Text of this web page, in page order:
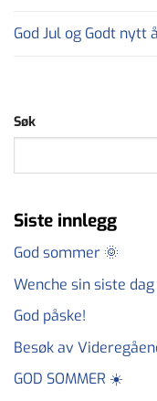
God Jul og Godt nytt
Søk
Siste innlegg
God sommer 🌞
Wenche sin siste dag
God påske!
Besøk av
GOD SOMMER ☀️